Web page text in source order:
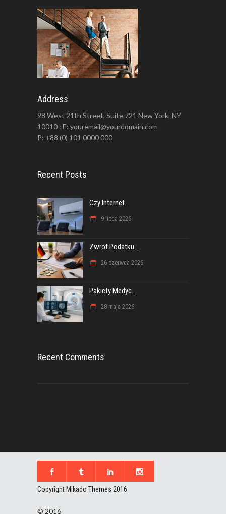
Address
98 West 21th Street, Suite 721 New York, NY
10010 : E: youremail@yourdomain.com
P: +88 (0) 101 0000 000
Recent Posts
Czy Internet...
9 lipca 2026
Zwrot Podatku...
26 czerwca 2026
Pakiety Medyc...
28 maja 2026
Recent Comments
Copyright Mikado Themes 2016
© 2016